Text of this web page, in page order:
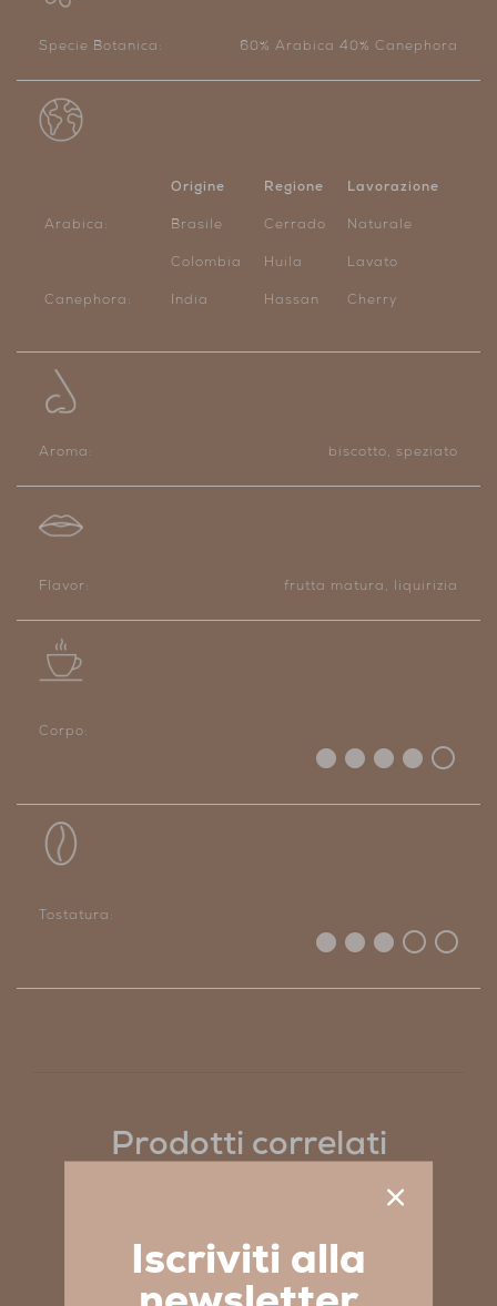
Specie Botanica: 60% Arabica 40% Canephora
Origine Regione Lavorazione
Arabica: Brasile Cerrado Naturale
Colombia Huila Lavato
Canephora: India Hassan Cherry
Aroma: biscotto, speziato
Flavor: frutta matura, liquirizia
Corpo:
Tostatura:
Prodotti correlati
Iscriviti alla